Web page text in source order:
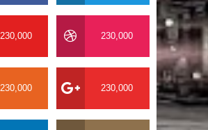
230,000 230,000
230,000 230,000